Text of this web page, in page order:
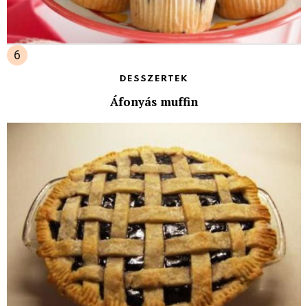
DESSZERTEK
Áfonyás muffin